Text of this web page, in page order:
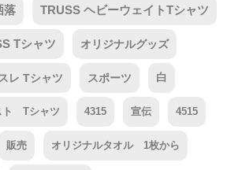
落 TRUSS ヘビーウェイトTシャツ
Tシャツ オリジナルグッズ
レ Tシャツ スポーツ 白
ト Tシャツ 4315 宣伝 4515
販売 オリジナルタオル 1枚から